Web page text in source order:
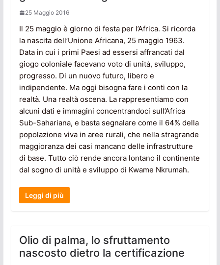
25 Maggio 2016
Il 25 maggio è giorno di festa per l’Africa. Si ricorda
la nascita dell’Unione Africana, 25 maggio 1963.
Data in cui i primi Paesi ad essersi affrancati dal
giogo coloniale facevano voto di unità, sviluppo,
progresso. Di un nuovo futuro, libero e
indipendente. Ma oggi bisogna fare i conti con la
realtà. Una realtà oscena. La rappresentiamo con
alcuni dati e immagini concentrandoci sull’Africa
Sub-Sahariana, e basta segnalare come il 64% della
popolazione viva in aree rurali, che nella stragrande
maggioranza dei casi mancano delle infrastrutture
di base. Tutto ciò rende ancora lontano il continente
dal sogno di unità e sviluppo di Kwame Nkrumah.
Leggi di più
Olio di palma, lo sfruttamento
nascosto dietro la certificazione